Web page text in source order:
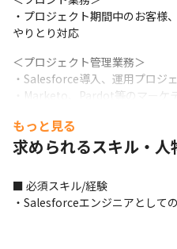
・プロジェクト期間中のお客様
やりとり対応
＜プロジェクト管理業務＞
・Salesforce導入、運用プロジ
・Marketo、Pardot等のマーケ
・Webサイト構築プロジェクト
・その他システム開発プロジェク
・大規模プロジェクトのPMO支援
もっと見る
求められるスキル・人
■ 必須スキル/経験
・Salesforceエンジニアとして